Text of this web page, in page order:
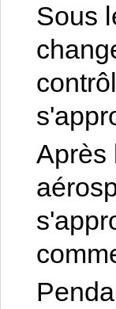
Sous
Après